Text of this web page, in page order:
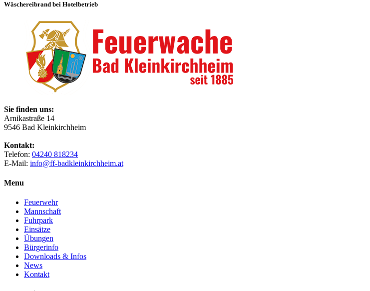
Wäschereibrand bei Hotelbetrieb
Sie finden uns:
Arnikastraße 14
9546 Bad Kleinkirchheim
Kontakt:
Telefon: 04240 818234
E-Mail: info@ff-badkleinkirchheim.at
Menu
Feuerwehr
Mannschaft
Fuhrpark
Einsätze
Übungen
Bürgerinfo
Downloads & Infos
News
Kontakt